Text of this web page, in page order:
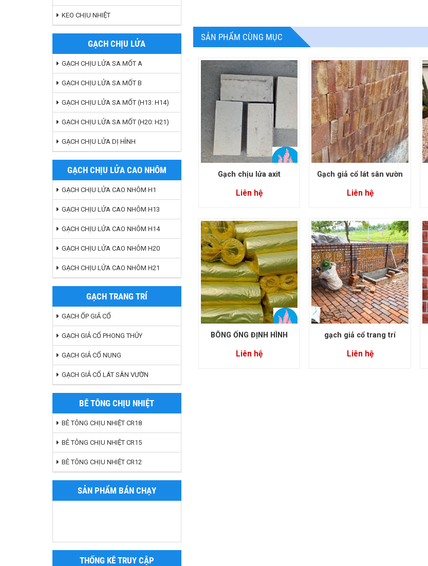
KEO CHỊU NHIỆT
GẠCH CHỊU LỬA
GẠCH CHỊU LỬA SA MỐT A
GẠCH CHỊU LỬA SA MỐT B
GẠCH CHỊU LỬA SA MỐT (H13: H14)
GẠCH CHỊU LỬA SA MỐT (H20: H21)
GẠCH CHỊU LỬA DỊ HÌNH
GẠCH CHỊU LỬA CAO NHÔM
GẠCH CHỊU LỬA CAO NHÔM H1
GẠCH CHỊU LỬA CAO NHÔM H13
GẠCH CHỊU LỬA CAO NHÔM H14
GẠCH CHỊU LỬA CAO NHÔM H20
GẠCH CHỊU LỬA CAO NHÔM H21
GẠCH TRANG TRÍ
GẠCH ỐP GIẢ CỔ
GẠCH GIẢ CỔ PHONG THỦY
GẠCH GIẢ CỔ NUNG
GẠCH GIẢ CỔ LÁT SÂN VƯỜN
BÊ TÔNG CHỊU NHIỆT
BÊ TÔNG CHỊU NHIỆT CR18
BÊ TÔNG CHỊU NHIỆT CR15
BÊ TÔNG CHỊU NHIỆT CR12
SẢN PHẨM BÁN CHẠY
THỐNG KÊ TRUY CẬP
SẢN PHẨM CÙNG MỤC
Gạch chịu lửa axit
Liên hệ
Gạch giả cổ lát sân vườn
Liên hệ
BÔNG ỐNG ĐỊNH HÌNH
Liên hệ
gạch giả cổ trang trí
Liên hệ